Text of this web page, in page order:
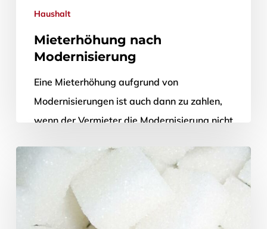
Haushalt
Mieterhöhung nach
Modernisierung
Eine Mieterhöhung aufgrund von
Modernisierungen ist auch dann zu zahlen,
wenn der Vermieter die Modernisierung nicht
zurückgezogen hat, urteilte der
11. Mai 2012